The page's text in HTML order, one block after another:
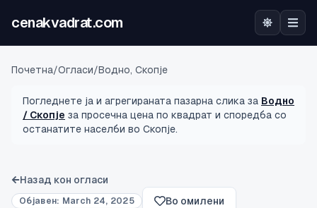
cenakvadrat.com
Почетна
Огласи
Калкулатор
Најава
Почетна/Огласи/Водно, Скопје
Погледнете ја и агрегираната пазарна слика за Водно
/ Скопје за просечна цена по квадрат и споредба со
останатите населби во Скопје.
Назад кон огласи
Објавен: March 24, 2025 Во омилени